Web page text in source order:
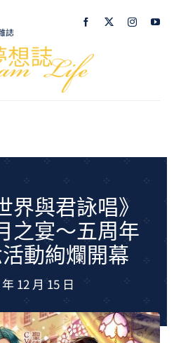
誌
室內設計
購屋指南
夢想TV
界與君詠唱》
之宴～五周年
動絢爛開幕
12 月 15 日